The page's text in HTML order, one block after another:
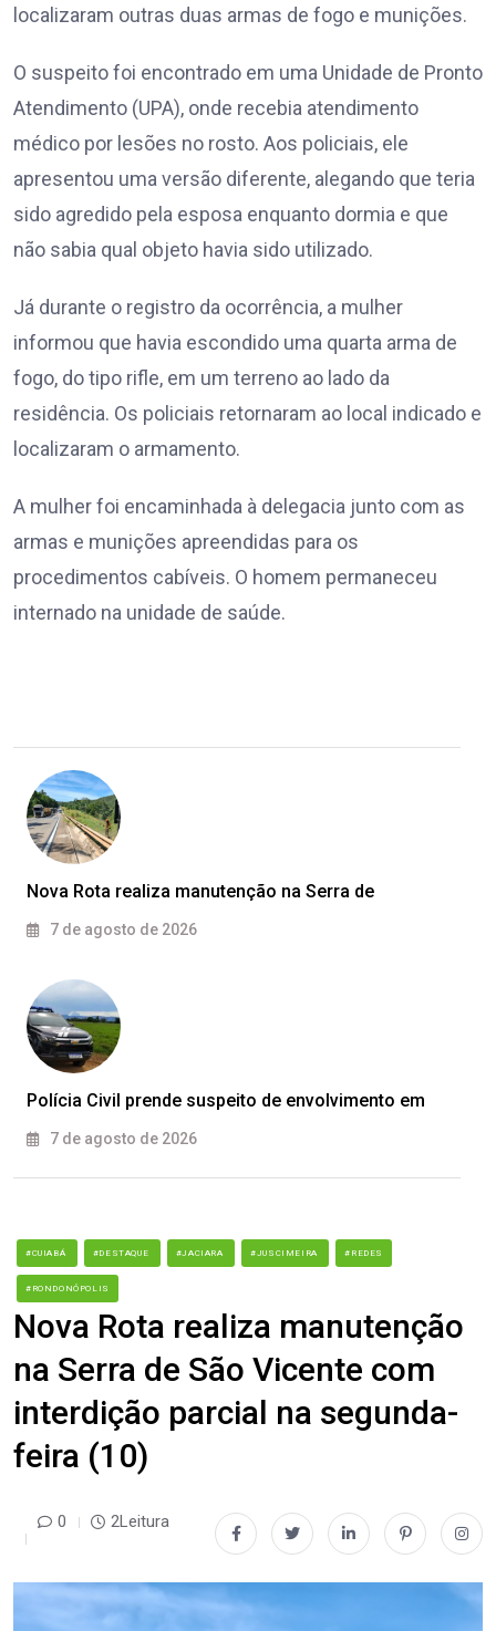
localizaram outras duas armas de fogo e munições.
O suspeito foi encontrado em uma Unidade de Pronto
Atendimento (UPA), onde recebia atendimento
médico por lesões no rosto. Aos policiais, ele
apresentou uma versão diferente, alegando que teria
sido agredido pela esposa enquanto dormia e que
não sabia qual objeto havia sido utilizado.
Já durante o registro da ocorrência, a mulher
informou que havia escondido uma quarta arma de
fogo, do tipo rifle, em um terreno ao lado da
residência. Os policiais retornaram ao local indicado e
localizaram o armamento.
A mulher foi encaminhada à delegacia junto com as
armas e munições apreendidas para os
procedimentos cabíveis. O homem permaneceu
internado na unidade de saúde.
Nova Rota realiza manutenção na Serra de
7 de agosto de 2026
Polícia Civil prende suspeito de envolvimento em
7 de agosto de 2026
#CUIABÁ #DESTAQUE #JACIARA #JUSCIMEIRA #REDES
#RONDONÓPOLIS
Nova Rota realiza manutenção
na Serra de São Vicente com
interdição parcial na segunda-
feira (10)
0 2Leitura